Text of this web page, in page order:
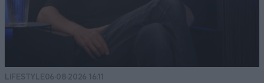
LIFESTYLE06·08·2026 16:11